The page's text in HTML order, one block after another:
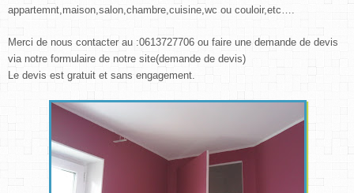
appartemnt,maison,salon,chambre,cuisine,wc ou couloir,etc….
Merci de nous contacter au :0613727706 ou faire une demande de devis
via notre formulaire de notre site(demande de devis)
Le devis est gratuit et sans engagement.